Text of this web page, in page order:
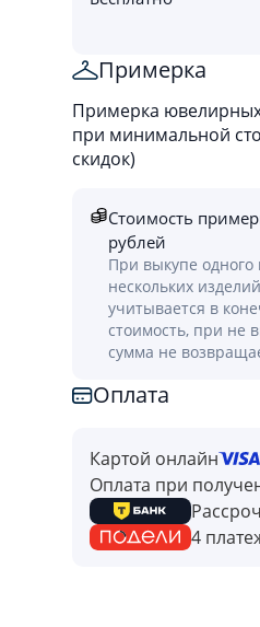
Примерка
Примерка
при минимальной
скидок)
Стоимость
рублей
При выкупе одного
нескольких
учитывается в
стоимость, при не
сумма не
Оплата
Картой онлайн
Оплата при
4